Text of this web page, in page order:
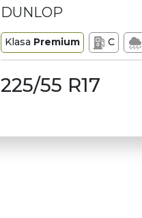
DUNLOP
Klasa Premium C
225/55 R17